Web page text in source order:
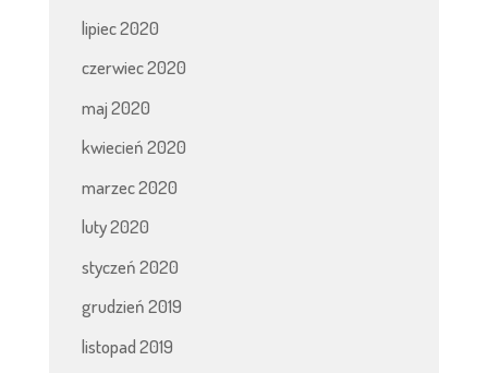
lipiec 2020
czerwiec 2020
maj 2020
kwiecień 2020
marzec 2020
luty 2020
styczeń 2020
grudzień 2019
listopad 2019